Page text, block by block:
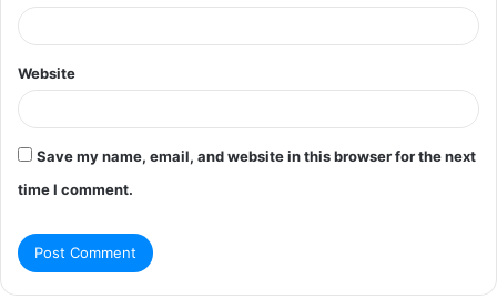
Website
Save my name, email, and website in this browser for the next
time I comment.